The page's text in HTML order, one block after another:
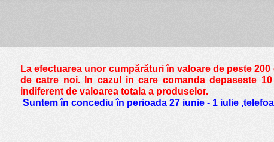
La efectuarea unor cumpărături în valoare de peste 200
de catre noi. In cazul in care comanda depaseste
indiferent de valoarea totala a produselor.
Suntem în concediu în perioada 27 iunie - 1 iulie